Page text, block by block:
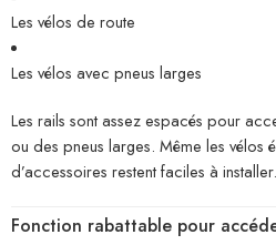
Les vélos de route
Les vélos avec pneus larges
Les rails sont assez espacés pour
ou des pneus larges. Même les vélos
d’accessoires restent faciles à installer.
Fonction rabattable pour